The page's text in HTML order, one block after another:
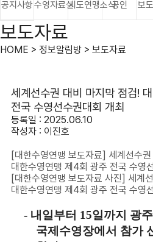
공지사항수영자료실시도연맹소식공인 보
보도자료
HOME > 정보알림방 > 보도자료
세계선수권 대비 마지막 점검!
전국 수영선수권대회 개최
등록일 : 2025.06.10
작성자 : 이진호
[대한수영연맹 보도자료] 세계선수
대한수영연맹 제4회 광주 전국 수영
[대한수영연맹 보도자료 사진] 세계
대한수영연맹 제4회 광주 전국 수영
- 내일부터 15일까지 광
국제수영장에서 참가